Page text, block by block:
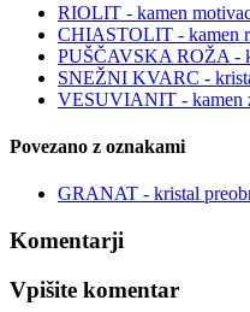
RIOLIT - kamen
CHIASTOLIT - kamen
PUŠČAVSKA ROŽA -
SNEŽNI KVARC -
VESUVIANIT - kamen
Povezano z oznakami
GRANAT - kristal
Komentarji
Vpišite komentar